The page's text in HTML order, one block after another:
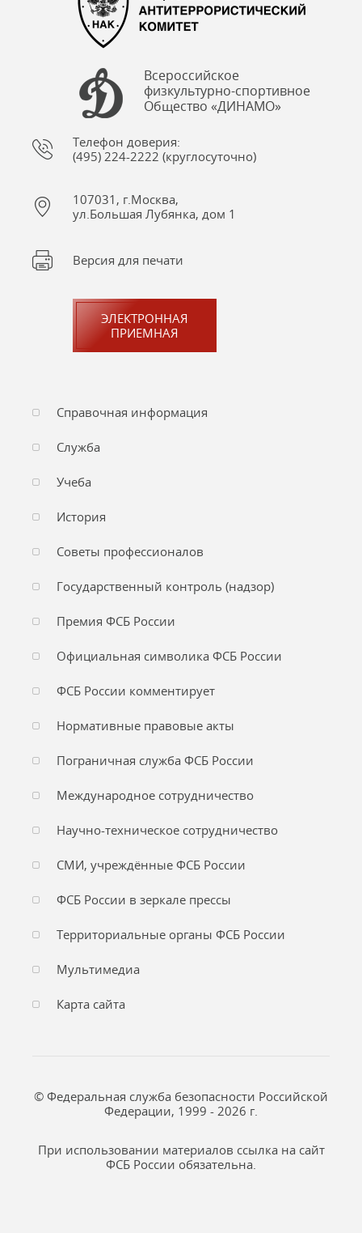
Всероссийское
физкультурно-спортивное
Общество «ДИНАМО»
Телефон доверия:
(495) 224-2222 (круглосуточно)
107031, г.Москва,
ул.Большая Лубянка, дом 1
Версия для печати
ЭЛЕКТРОННАЯ
ПРИЕМНАЯ
Справочная информация
Служба
Учеба
История
Советы профессионалов
Государственный контроль (надзор)
Премия ФСБ России
Официальная символика ФСБ России
ФСБ России комментирует
Нормативные правовые акты
Пограничная служба ФСБ России
Международное сотрудничество
Научно-техническое сотрудничество
СМИ, учреждённые ФСБ России
ФСБ России в зеркале прессы
Территориальные органы ФСБ России
Мультимедиа
Карта сайта
© Федеральная служба безопасности Российской
Федерации, 1999 - 2026 г.
При использовании материалов ссылка на сайт
ФСБ России обязательна.